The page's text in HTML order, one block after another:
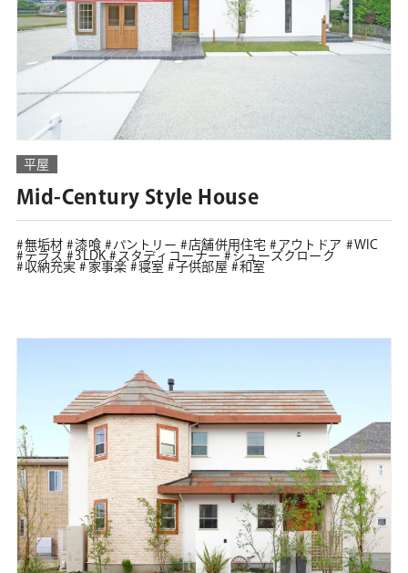
平屋
Mid-Century Style House
無垢材 漆喰 パントリー 店舗併用住宅 アウトドア
WIC
テラス
3LDK スタディコーナー
シューズクローク
収納充実
家事楽 寝室 子供部屋 和室